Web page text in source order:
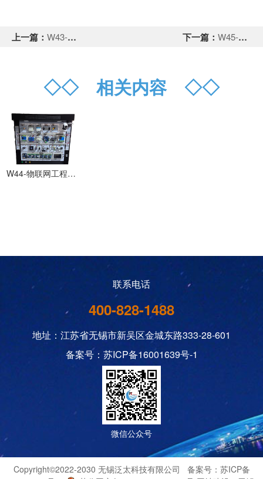
上一篇： W43-物联网应用开发实训台 下一篇：W45-智能家居多功能实训台
◇◇相关内容 ◇◇
W44-物联网工程应用实训台
联系电话
400-828-1488
地址：江苏省无锡市新吴区金城东路333-28-601
备案号：苏ICP备16001639号-1
微信公众号
Copyright©2022-2030 无锡泛太科技有限公司 备案号： 苏ICP备